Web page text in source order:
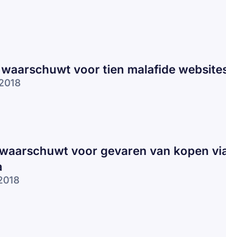
waarschuwt voor tien malafide
voor gevaren van kopen